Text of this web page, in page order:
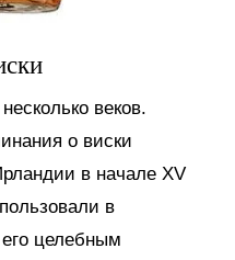
веков.
о виски
в начале XV
в
целебным